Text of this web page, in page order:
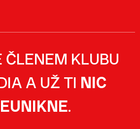
ČLENEM KLUBU
A UŽ TI NIC
.